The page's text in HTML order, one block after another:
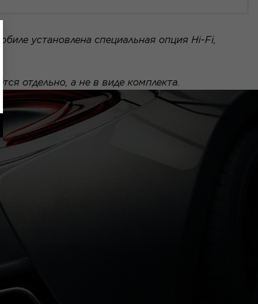
установлена специальная опция Hi-Fi,
отдельно, а не в виде комплекта.